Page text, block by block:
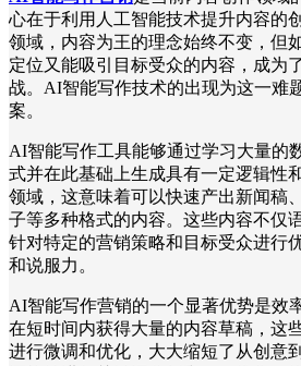
心在于利用人工智能技术提升内容的
领域，内容为王的理念始终不变，但
定位又能吸引目标受众的内容，成为
战。AI智能写作技术的出现为这一难
案。
AI智能写作工具能够通过学习大量的
式并在此基础上生成具有一定逻辑性
领域，这意味着可以快速产出新闻稿
子等多种格式的内容。这些内容不仅
针对特定的营销策略和目标受众进行
和说服力。
AI智能写作营销的一个显著优势是效
在短时间内获得大量的内容草稿，这
进行微调和优化，大大缩短了从创意